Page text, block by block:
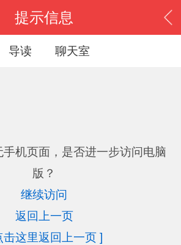
提示信息
导读 聊天室
机页面，是否进一步访问电脑
版？
继续访问
返回上一页
击这里返回上一页 ]